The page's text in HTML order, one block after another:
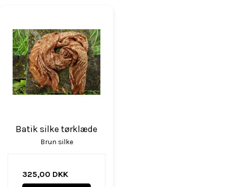
Batik silke tørklæde
Brun silke
325,00 DKK